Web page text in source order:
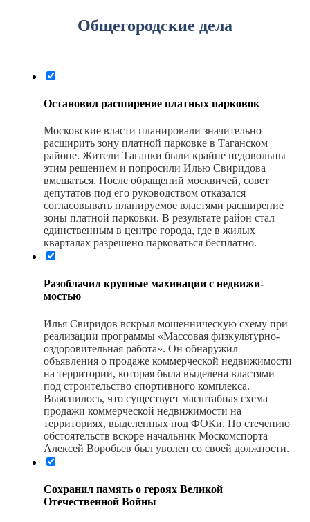
Общегородские дела
Остановил расширение плат­ных парковок
Московские власти планировали значительно
расширить зону платной парковке в Таганском
районе. Жители Таганки были крайне недовольны
этим решением и попросили Илью Свиридова
вмешаться. После обращений москвичей, совет
депутатов под его руководством отказался
согласовывать планируемое властями расширение
зоны платной парковки. В результате район стал
единственным в центре города, где в жилых
кварталах разрешено парковаться бесплатно.
Разоблачил крупные ма­хи­на­ции с нед­ви­жи­
мостью
Илья Свиридов вскрыл мошенническую схему при
реализации программы «Массовая физкультурно-
оздоровительная работа». Он обнаружил
объявления о продаже коммерческой недвижимости
на территории, которая была выделена властями
под строительство спортивного комплекса.
Выяснилось, что существует масштабная схема
продажи коммерческой недвижимости на
территориях, выделенных под ФОКи. По стечению
обстоятельств вскоре начальник Москомспорта
Алексей Воробьев был уволен со своей должности.
Сохранил память о ге­роях Велик­ой
Отечественной Войны